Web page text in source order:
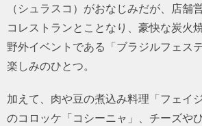
（シュラスコ）がおなじみだが、店舗
コレストランとことなり、豪快な炭火
野外イベントである「ブラジルフェス
楽しみのひとつ。
加えて、肉や豆の煮込み料理「フェイ
のコロッケ「コシーニャ」、チーズや